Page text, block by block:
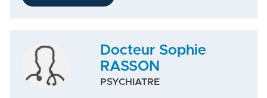
Docteur Sophie
RASSON
PSYCHIATRE